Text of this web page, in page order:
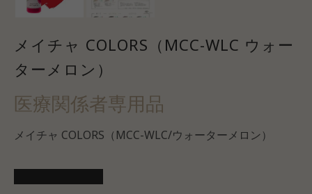
メイチャ COLORS（MCC-WLC ウォー
ターメロン）
医療関係者専用品
メイチャ COLORS（MCC-WLC/ウォーターメロン）